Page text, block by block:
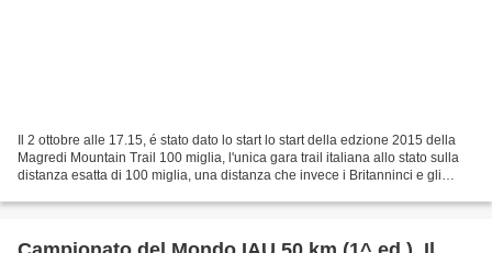
Il 2 ottobre alle 17.15, é stato dato lo start lo start della edzione 2015 della
Magredi Mountain Trail 100 miglia, l'unica gara trail italiana allo stato sulla
distanza esatta di 100 miglia, una distanza che invece i Britanninci e gli